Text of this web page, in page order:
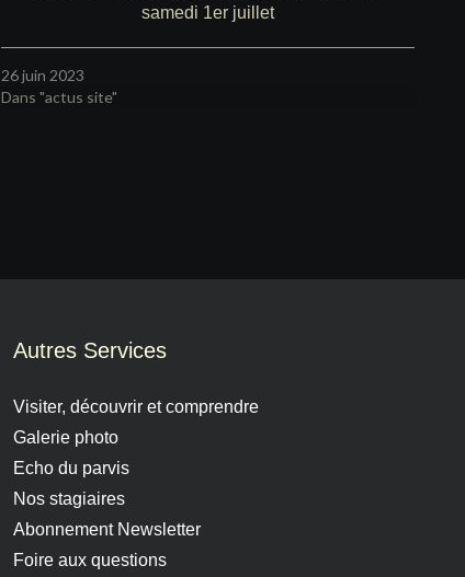
samedi 1er juillet
26 juin 2023
Dans "actus site"
Autres Services
Visiter, découvrir et comprendre
Galerie photo
Echo du parvis
Nos stagiaires
Abonnement Newsletter
Foire aux questions